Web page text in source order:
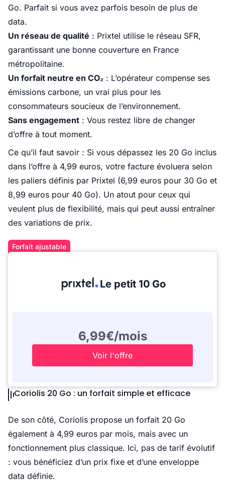
Go. Parfait si vous avez parfois besoin de plus de
data.
Un réseau de qualité : Prixtel utilise le réseau SFR,
garantissant une bonne couverture en France
métropolitaine.
Un forfait neutre en CO₂ : L’opérateur compense ses
émissions carbone, un vrai plus pour les
consommateurs soucieux de l’environnement.
Sans engagement : Vous restez libre de changer
d’offre à tout moment.
Ce qu’il faut savoir : Si vous dépassez les 20 Go inclus
dans l’offre à 4,99 euros, votre facture évoluera selon
les paliers définis par Prixtel (6,99 euros pour 30 Go et
8,99 euros pour 40 Go). Un atout pour ceux qui
veulent plus de flexibilité, mais qui peut aussi entraîner
des variations de prix.
Forfait ajustable
Le petit 10 Go
6,99€/mois
Voir l'offre
Coriolis 20 Go : un forfait simple et efficace
De son côté, Coriolis propose un forfait 20 Go
également à 4,99 euros par mois, mais avec un
fonctionnement plus classique. Ici, pas de tarif évolutif
: vous bénéficiez d’un prix fixe et d’une enveloppe
data définie.